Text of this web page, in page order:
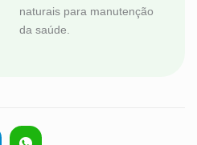
naturais para manutenção
da saúde.